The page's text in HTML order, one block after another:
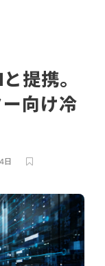
提携。
向け冷
日